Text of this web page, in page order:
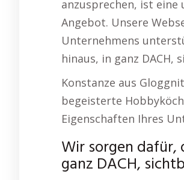
anzusprechen, ist eine
Angebot. Unsere
Unternehmens
hinaus, in ganz DACH,
Konstanze aus
begeisterte
Eigenschaften Ihres
Wir sorgen dafür,
ganz DACH,